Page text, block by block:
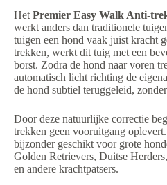
Het Premier Easy Walk Anti-
werkt anders dan traditionele
tuigen een hond vaak juist kracht
trekken, werkt dit tuig met een
borst. Zodra de hond naar voren
automatisch licht richting de
de hond subtiel teruggeleid,
Door deze natuurlijke correctie
trekken geen vooruitgang
bijzonder geschikt voor grote
Golden Retrievers, Duitse
en andere krachtpatsers.